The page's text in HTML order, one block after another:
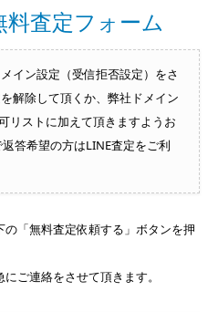
査定フォーム
イン設定（受信拒否設定）をさ
解除して頂くか、弊社ドメイン
リストに加えて頂きますようお
答希望の方はLINE査定をご利
「無料査定依頼する」ボタンを押
ご連絡をさせて頂きます。